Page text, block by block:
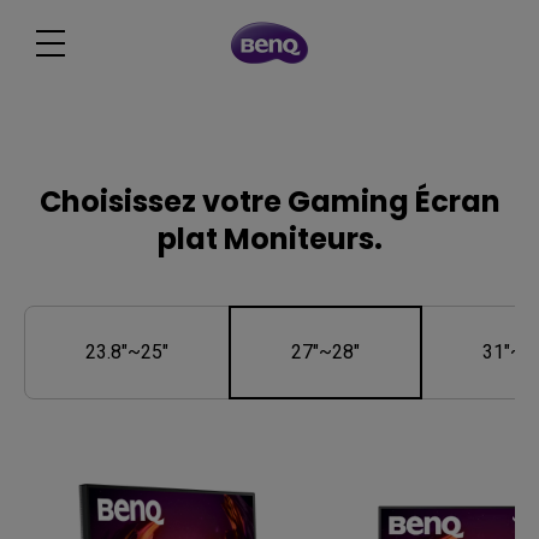
Choisissez votre Gaming Écran
plat Moniteurs.
23.8"~25" 27"~28"